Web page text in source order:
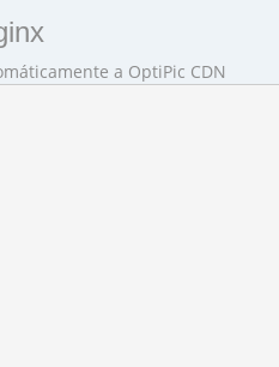
a OptiPic CDN